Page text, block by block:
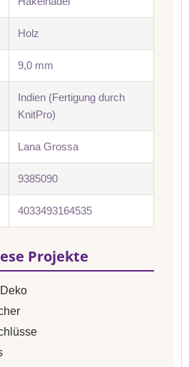
Holz
9,0 mm
Indien (Fertigung durch
KnitPro)
Lana Grossa
9385090
4033493164535
Projekte